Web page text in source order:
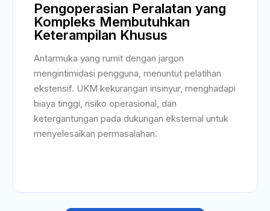
Pengoperasian Peralatan yang
Kompleks Membutuhkan
Keterampilan Khusus
Antarmuka yang rumit dengan jargon
mengintimidasi pengguna, menuntut pelatihan
ekstensif. UKM kekurangan insinyur, menghadapi
biaya tinggi, risiko operasional, dan
ketergantungan pada dukungan eksternal untuk
menyelesaikan permasalahan.